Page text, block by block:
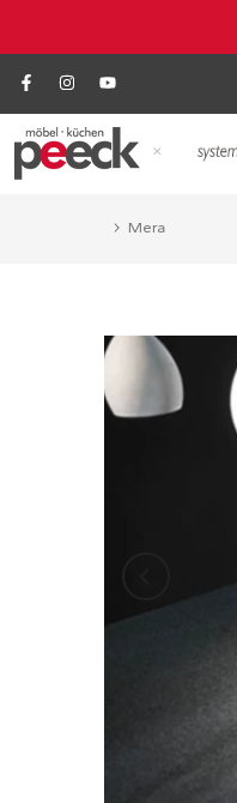
×
Mera